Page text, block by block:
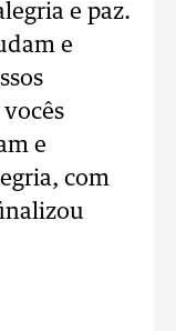
e paz.
e
e
com